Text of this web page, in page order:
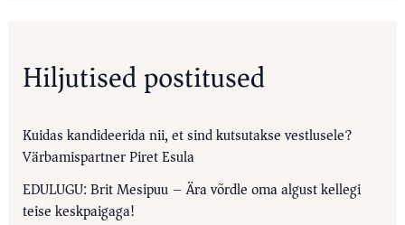
Hiljutised postitused
Kuidas kandideerida nii, et sind kutsutakse vestlusele?
Värbamispartner Piret Esula
EDULUGU: Brit Mesipuu – Ära võrdle oma algust kellegi
teise keskpaigaga!